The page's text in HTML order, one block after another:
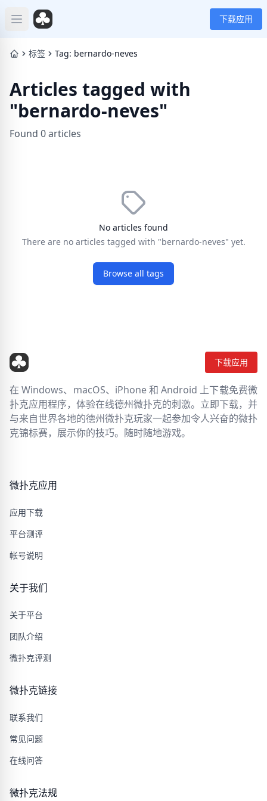
Open main menu 下载应用
标签 Tag: bernardo-neves
Articles tagged with
"bernardo-neves"
Found 0 articles
No articles found
There are no articles tagged with "bernardo-neves" yet.
Browse all tags
下载应用
在 Windows、macOS、iPhone 和 Android 上下载免费微
扑克应用程序，体验在线德州微扑克的刺激。立即下载，并
与来自世界各地的德州微扑克玩家一起参加令人兴奋的微扑
克锦标赛，展示你的技巧。随时随地游戏。
微扑克应用
应用下载
平台测评
帐号说明
关于我们
关于平台
团队介绍
微扑克评测
微扑克链接
联系我们
常见问题
在线问答
微扑克法规